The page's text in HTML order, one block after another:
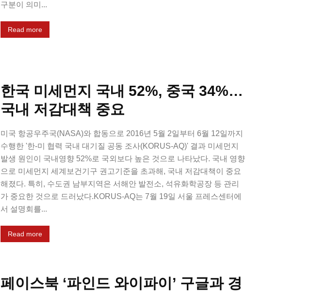
구분이 의미...
Read more
한국 미세먼지 국내 52%, 중국 34%…
국내 저감대책 중요
미국 항공우주국(NASA)와 합동으로 2016년 5월 2일부터 6월 12일까지
수행한 '한-미 협력 국내 대기질 공동 조사(KORUS-AQ)' 결과 미세먼지
발생 원인이 국내영향 52%로 국외보다 높은 것으로 나타났다. 국내 영향
으로 미세먼지 세계보건기구 권고기준을 초과해, 국내 저감대책이 중요
해졌다. 특히, 수도권 남부지역은 서해안 발전소, 석유화학공장 등 관리
가 중요한 것으로 드러났다.KORUS-AQ는 7월 19일 서울 프레스센터에
서 설명회를...
Read more
페이스북 ‘파인드 와이파이’ 구글과 경